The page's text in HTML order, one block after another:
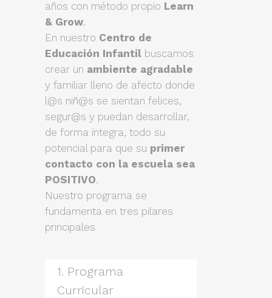
años con método propio Learn
& Grow.
En nuestro Centro de
Educación Infantil buscamos
crear un ambiente agradable
y familiar lleno de afecto donde
l@s niñ@s se sientan felices,
segur@s y puedan desarrollar,
de forma íntegra, todo su
potencial para que su primer
contacto con la escuela sea
POSITIVO.
Nuestro programa se
fundamenta en tres pilares
principales
1. Programa
Curricular